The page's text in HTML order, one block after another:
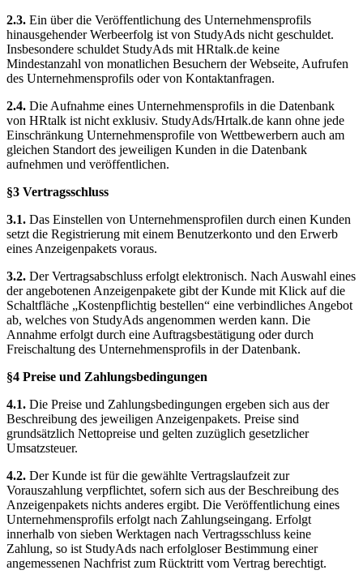
2.3. Ein über die Veröffentlichung des Unternehmensprofils
hinausgehender Werbeerfolg ist von StudyAds nicht geschuldet.
Insbesondere schuldet StudyAds mit HRtalk.de keine
Mindestanzahl von monatlichen Besuchern der Webseite, Aufrufen
des Unternehmensprofils oder von Kontaktanfragen.
2.4. Die Aufnahme eines Unternehmensprofils in die Datenbank
von HRtalk ist nicht exklusiv. StudyAds/Hrtalk.de kann ohne jede
Einschränkung Unternehmensprofile von Wettbewerbern auch am
gleichen Standort des jeweiligen Kunden in die Datenbank
aufnehmen und veröffentlichen.
§3 Vertragsschluss
3.1. Das Einstellen von Unternehmensprofilen durch einen Kunden
setzt die Registrierung mit einem Benutzerkonto und den Erwerb
eines Anzeigenpakets voraus.
3.2. Der Vertragsabschluss erfolgt elektronisch. Nach Auswahl eines
der angebotenen Anzeigenpakete gibt der Kunde mit Klick auf die
Schaltfläche „Kostenpflichtig bestellen“ eine verbindliches Angebot
ab, welches von StudyAds angenommen werden kann. Die
Annahme erfolgt durch eine Auftragsbestätigung oder durch
Freischaltung des Unternehmensprofils in der Datenbank.
§4 Preise und Zahlungsbedingungen
4.1. Die Preise und Zahlungsbedingungen ergeben sich aus der
Beschreibung des jeweiligen Anzeigenpakets. Preise sind
grundsätzlich Nettopreise und gelten zuzüglich gesetzlicher
Umsatzsteuer.
4.2. Der Kunde ist für die gewählte Vertragslaufzeit zur
Vorauszahlung verpflichtet, sofern sich aus der Beschreibung des
Anzeigenpakets nichts anderes ergibt. Die Veröffentlichung eines
Unternehmensprofils erfolgt nach Zahlungseingang. Erfolgt
innerhalb von sieben Werktagen nach Vertragsschluss keine
Zahlung, so ist StudyAds nach erfolgloser Bestimmung einer
angemessenen Nachfrist zum Rücktritt vom Vertrag berechtigt.